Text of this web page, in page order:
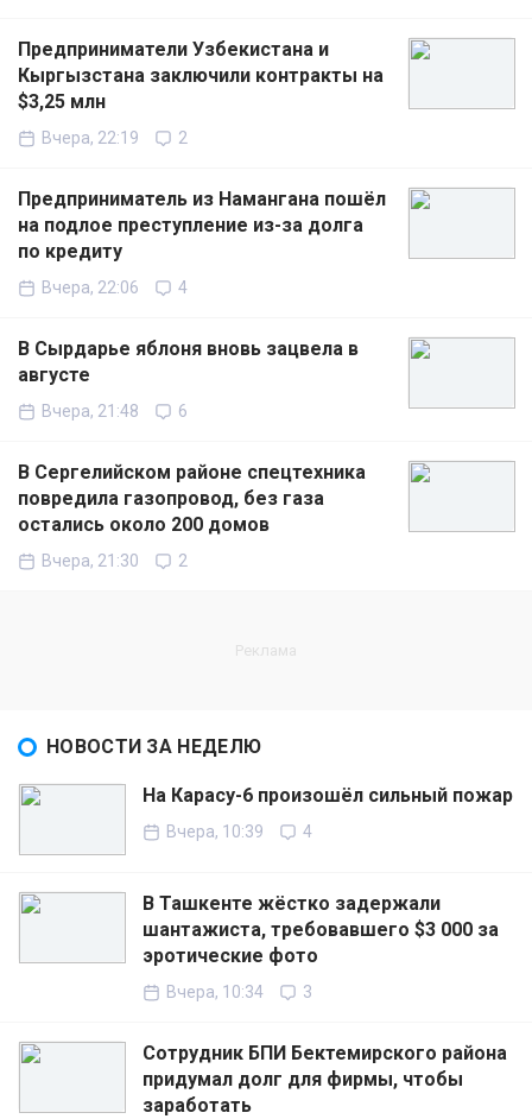
Предприниматели Узбекистана и
Кыргызстана заключили контракты на
$3,25 млн
Вчера, 22:19 2
Предприниматель из Намангана пошёл
на подлое преступление из-за долга
по кредиту
Вчера, 22:06 4
В Сырдарье яблоня вновь зацвела в
августе
Вчера, 21:48 6
В Сергелийском районе спецтехника
повредила газопровод, без газа
остались около 200 домов
Вчера, 21:30 2
НОВОСТИ ЗА НЕДЕЛЮ
На Карасу-6 произошёл сильный пожар
Вчера, 10:39 4
В Ташкенте жёстко задержали
шантажиста, требовавшего $3 000 за
эротические фото
Вчера, 10:34 3
Сотрудник БПИ Бектемирского района
придумал долг для фирмы, чтобы
заработать